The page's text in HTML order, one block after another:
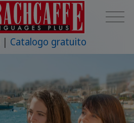
Catalogo gratuito